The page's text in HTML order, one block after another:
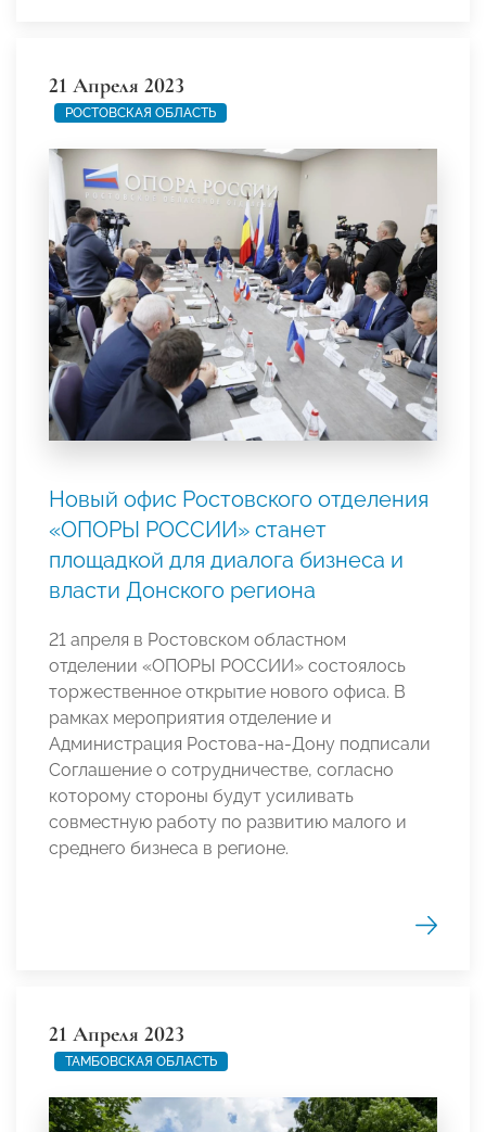
21 Апреля 2023
РОСТОВСКАЯ ОБЛАСТЬ
Новый офис Ростовского отделения
«ОПОРЫ РОССИИ» станет
площадкой для диалога бизнеса и
власти Донского региона
21 апреля в Ростовском областном
отделении «ОПОРЫ РОССИИ» состоялось
торжественное открытие нового офиса. В
рамках мероприятия отделение и
Администрация Ростова-на-Дону подписали
Соглашение о сотрудничестве, согласно
которому стороны будут усиливать
совместную работу по развитию малого и
среднего бизнеса в регионе.
21 Апреля 2023
ТАМБОВСКАЯ ОБЛАСТЬ